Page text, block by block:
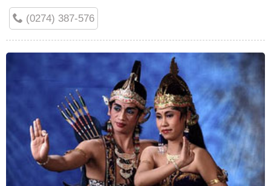
(0274) 387-576